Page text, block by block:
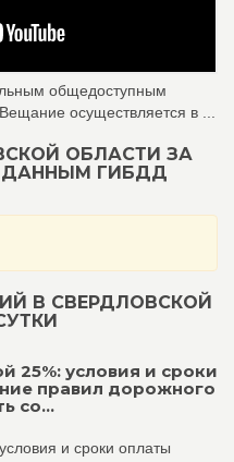
общедоступным
осуществляется в ...
ОБЛАСТИ ЗА
ГИБДД
В СВЕРДЛОВСКОЙ
25%: условия и сроки
правил дорожного
со...
и сроки оплаты